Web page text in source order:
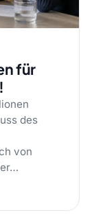
für
des
von